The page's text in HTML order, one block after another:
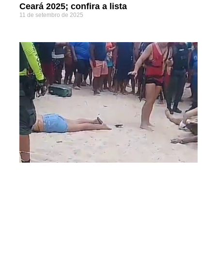
Ceará 2025; confira a lista
11 de setembro de 2025